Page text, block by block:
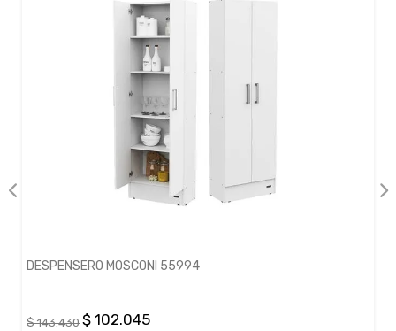
DESPENSERO MOSCONI 55994
$ 143.430 $ 102.045